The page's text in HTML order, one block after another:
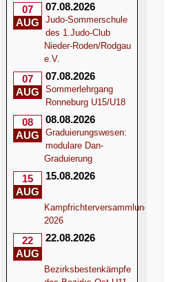
07
AUG
07.08.2026
Judo-Sommerschule
des 1.Judo-Club
Nieder-Roden/Rodgau
e.V.
07
AUG
07.08.2026
Sommerlehrgang
Ronneburg U15/U18
08
AUG
08.08.2026
Graduierungswesen:
modulare Dan-
Graduierung
15
AUG
15.08.2026
Kampfrichterversammlung
2026
22
AUG
22.08.2026
Bezirksbestenkämpfe